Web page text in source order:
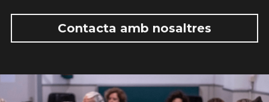
Contacta amb nosaltres